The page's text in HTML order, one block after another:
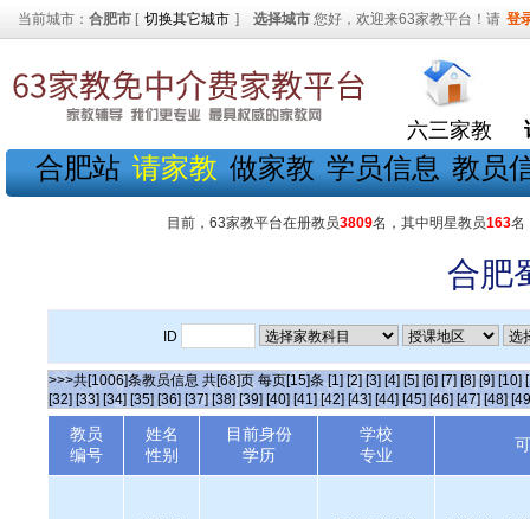
当前城市： 合肥市 [ 切换其它城市 ] 选择城市 您好，欢迎来63家教平台！请 登
六三家教
合肥站 请家教 做家教 学员信息 教员
目前，63家教平台在册教员3809名，其中明星教员163名
合肥
ID
>>>共[1006]条教员信息 共[68]页 每页[15]条 [1] [2] [3] [4] [5] [6] [7] [8] [9] [10]
[32] [33] [34] [35] [36] [37] [38] [39] [40] [41] [42] [43] [44] [45] [46] [47] [48]
教员
编号
姓名
性别
目前身份
学历
学校
专业